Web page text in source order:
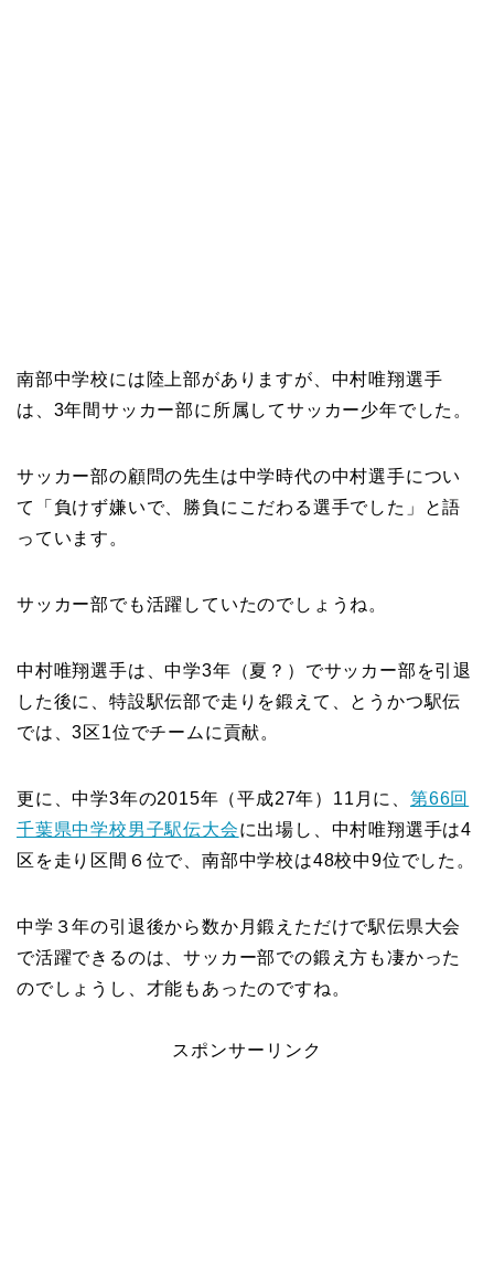
南部中学校には陸上部がありますが、中村唯翔選手
は、3年間サッカー部に所属してサッカー少年でした。
サッカー部の顧問の先生は中学時代の中村選手につい
て「負けず嫌いで、勝負にこだわる選手でした」と語
っています。
サッカー部でも活躍していたのでしょうね。
中村唯翔選手は、中学3年（夏？）でサッカー部を引退
した後に、特設駅伝部で走りを鍛えて、とうかつ駅伝
では、3区1位でチームに貢献。
更に、中学3年の2015年（平成27年）11月に、 第66回
千葉県中学校男子駅伝大会に出場し、中村唯翔選手は4
区を走り区間６位で、南部中学校は48校中9位でした。
中学３年の引退後から数か月鍛えただけで駅伝県大会
で活躍できるのは、サッカー部での鍛え方も凄かった
のでしょうし、才能もあったのですね。
スポンサーリンク